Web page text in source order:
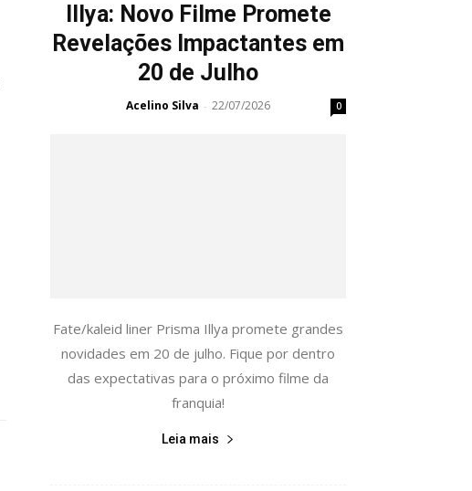
Illya: Novo Filme Promete
Revelações Impactantes em
20 de Julho
Acelino Silva - 22/07/2026 0
Fate/kaleid liner Prisma Illya promete grandes
novidades em 20 de julho. Fique por dentro
das expectativas para o próximo filme da
franquia!
Leia mais